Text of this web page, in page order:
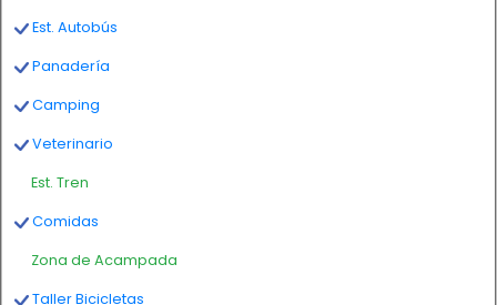
Est. Autobús
Panadería
Camping
Veterinario
Est. Tren
Comidas
Zona de Acampada
Taller Bicicletas